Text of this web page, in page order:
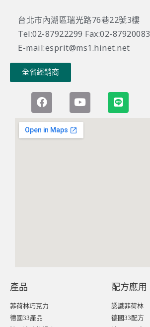
台北市內湖區瑞光路76巷22號3樓
Tel:02-87922299 Fax:02-87920083
E-mail:esprit@ms1.hinet.net
全省經銷商
產品
菲荷林巧克力
德國33產品
配方應用
認識菲荷林
德國33配方